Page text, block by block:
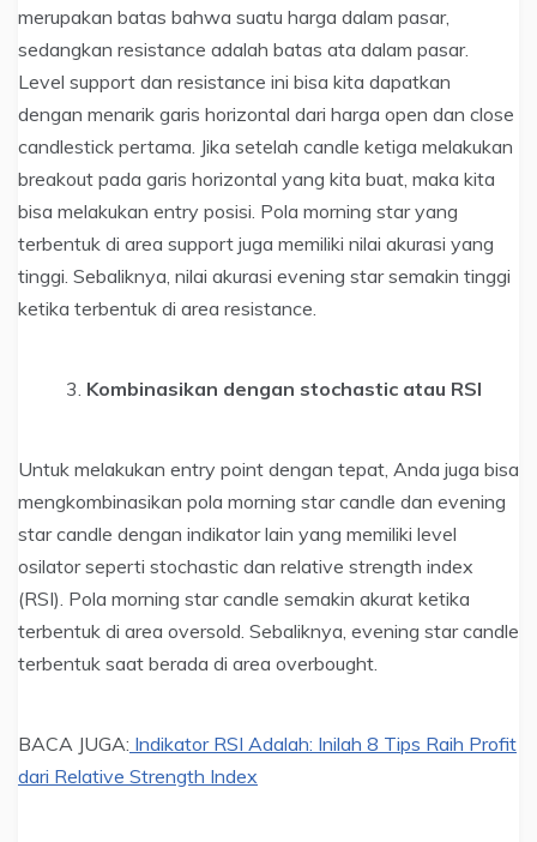
merupakan batas bahwa suatu harga dalam pasar,
sedangkan resistance adalah batas ata dalam pasar.
Level support dan resistance ini bisa kita dapatkan
dengan menarik garis horizontal dari harga open dan close
candlestick pertama. Jika setelah candle ketiga melakukan
breakout pada garis horizontal yang kita buat, maka kita
bisa melakukan entry posisi. Pola morning star yang
terbentuk di area support juga memiliki nilai akurasi yang
tinggi. Sebaliknya, nilai akurasi evening star semakin tinggi
ketika terbentuk di area resistance.
Kombinasikan dengan stochastic atau RSI
Untuk melakukan entry point dengan tepat, Anda juga bisa
mengkombinasikan pola morning star candle dan evening
star candle dengan indikator lain yang memiliki level
osilator seperti stochastic dan relative strength index
(RSI). Pola morning star candle semakin akurat ketika
terbentuk di area oversold. Sebaliknya, evening star candle
terbentuk saat berada di area overbought.
BACA JUGA: Indikator RSI Adalah: Inilah 8 Tips Raih Profit
dari Relative Strength Index